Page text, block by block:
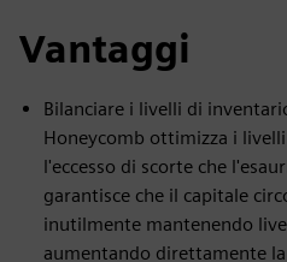
Vantaggi
Bilanciare i livelli di
Honeycomb ottimizza i
l'eccesso di scorte che
garantisce che il capitale
inutilmente mantenendo
aumentando direttamente